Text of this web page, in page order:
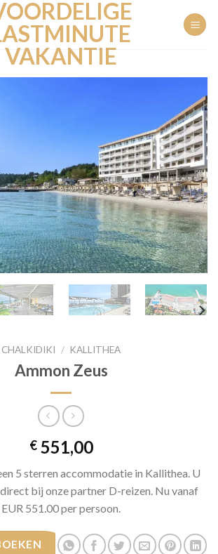
VAKANTIE
CHALKIDIKI / KALLITHEA
Ammon Zeus
€551,00
5 sterren accommodatie in Kallithea. U
bij onze partner D-reizen. Nu vanaf
EUR 551.00 per persoon.